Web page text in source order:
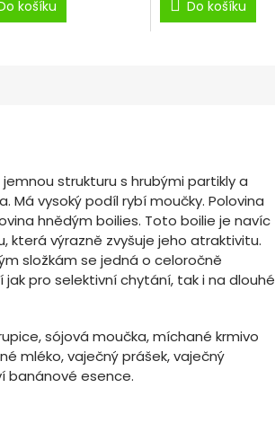
košíku Do košíku
strukturu s hrubými partikly a
Má vysoký podíl rybí moučky. Polovina
hnědým boilies. Toto boilie je navíc
která výrazně zvyšuje jeho atraktivitu.
složkám se jedná o celoročně
pro selektivní chytání, tak i na dlouhé
sójová moučka, míchané krmivo
mléko, vaječný prášek, vaječný
banánové esence.